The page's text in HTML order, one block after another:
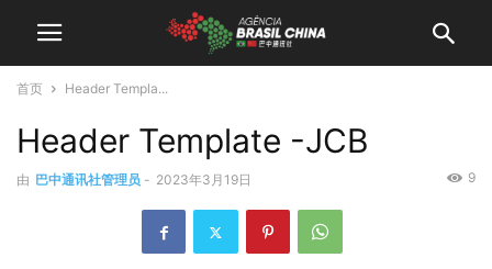
首页 Header Templa...
Header Template -JCB
由 巴中通讯社管理员 - 2023年3月19日 9